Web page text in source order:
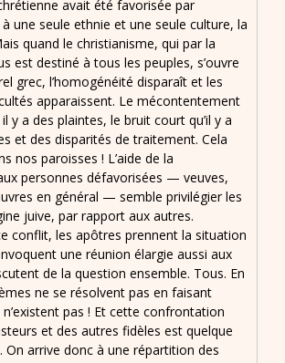
avait été favorisée par
à une seule ethnie et une seule culture, la
quand le christianisme, qui par la
est destiné à tous les peuples, s’ouvre
grec, l’homogénéité disparaît et les
apparaissent. Le mécontentement
il y a des plaintes, le bruit court qu’il y a
et des disparités de traitement. Cela
nos paroisses ! L’aide de la
personnes défavorisées — veuves,
en général — semble privilégier les
juive, par rapport aux autres.
conflit, les apôtres prennent la situation
une réunion élargie aussi aux
de la question ensemble. Tous. En
ne se résolvent pas en faisant
n’existent pas ! Et cette confrontation
et des autres fidèles est quelque
On arrive donc à une répartition des